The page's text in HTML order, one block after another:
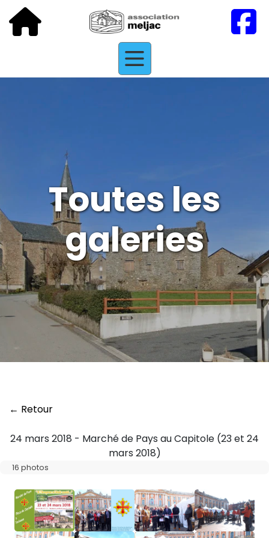
Toutes les
galeries
← Retour
24 mars 2018 - Marché de Pays au Capitole (23 et 24
mars 2018)
16 photos